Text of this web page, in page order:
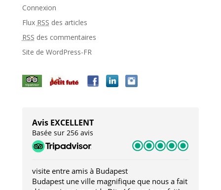
Connexion
Flux RSS des articles
RSS des commentaires
Site de WordPress-FR
Avis EXCELLENT
Basée sur 256 avis
visite entre amis à Budapest
Budapest une ville magnifique que nous a fait